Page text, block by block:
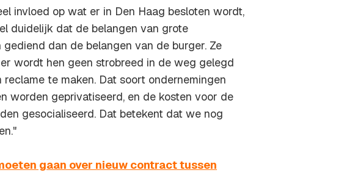
invloed op wat er in Den Haag besloten wordt,
duidelijk dat de belangen van grote
dan de belangen van de burger. Ze
wordt hen geen strobreed in de weg gelegd
te maken. Dat soort ondernemingen
worden geprivatiseerd, en de kosten voor de
gesocialiseerd. Dat betekent dat we nog
gaan over nieuw contract tussen